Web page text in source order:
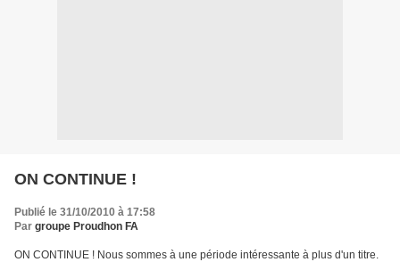
ON CONTINUE !
Publié le 31/10/2010 à 17:58
Par groupe Proudhon FA
ON CONTINUE ! Nous sommes à une période intéressante à plus d'un titre.